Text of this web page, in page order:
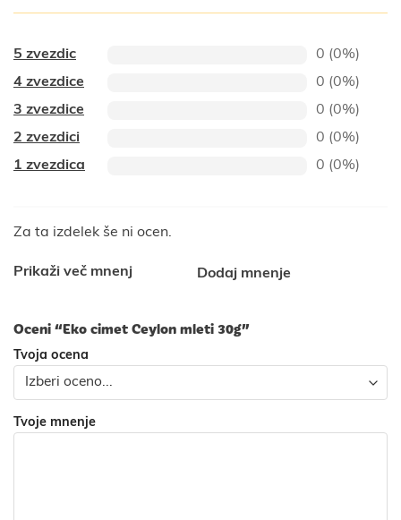
5 zvezdic
0 (0%)
4 zvezdice
0 (0%)
3 zvezdice
0 (0%)
2 zvezdici
0 (0%)
1 zvezdica
0 (0%)
Za ta izdelek še ni ocen.
Prikaži več mnenj Dodaj mnenje
Oceni “Eko cimet Ceylon mleti 30g”
Tvoja ocena
Tvoje mnenje